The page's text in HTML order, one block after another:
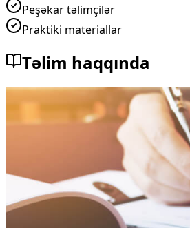
Peşəkar təlimçilər
Praktiki materiallar
Təlim haqqında